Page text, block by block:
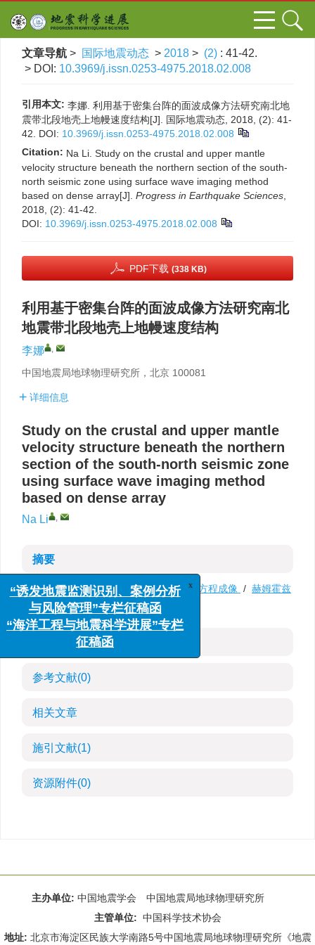
文章导航 > 国际地震动态 > 2018 > (2) : 41-42.
> DOI: 10.3969/j.issn.0253-4975.2018.02.008
引用本文: 李娜. 利用基于密集台阵的面波成像方法研究南北地
震带北段地壳上地幔速度结构[J]. 国际地震动态, 2018, (2): 41-
42. DOI: 10.3969/j.issn.0253-4975.2018.02.008
Citation: Na Li. Study on the crustal and upper mantle
velocity structure beneath the northern section of the south-
north seismic zone using surface wave imaging method
based on dense array[J]. Progress in Earthquake Sciences
2018, (2): 41-42.
DOI: 10.3969/j.issn.0253-4975.2018.02.008
PDF下载 (338 KB)
利用基于密集台阵的面波成像方法研究南北
地震带北段地壳上地幔速度结构
李娜 ,
中国地震局地球物理研究所，北京 100081
详细信息
Study on the crustal and upper mantle
velocity structure beneath the northern
section of the south-north seismic zone
using surface wave imaging method
based on dense array
Na Li ,
摘要
关键词: 南北地震带/ 背景噪声/程函方程成像 / 赫姆霍兹
成像/云计算/振幅比
HTML全文
参考文献(0)
相关文章
施引文献(1)
资源附件(0)
主办单位: 中国地震学会 中国地震局地球物理研究所
主管单位: 中国科学技术协会
地址: 北京市海淀区民族大学南路5号中国地震局地球物理研究所《地震
x
“诱发地震监测识别、案例分析
与风险管理”专栏征稿函
“海洋工程与地震科学进展”专栏
征稿函